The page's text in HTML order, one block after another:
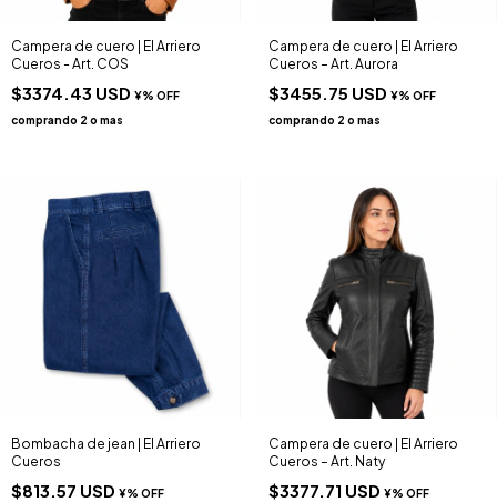
Campera de cuero | El Arriero
Cueros - Art. COS
$3374.43 USD
Campera de cuero | El Arriero
Cueros – Art. Aurora
$3455.75 USD
Bombacha de jean | El Arriero
Cueros
$813.57 USD
Campera de cuero | El Arriero
Cueros – Art. Naty
$3377.71 USD